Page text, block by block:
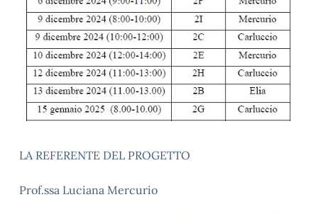
LA REFERENTE DEL PROGETTO
Prof.ssa Luciana Mercurio